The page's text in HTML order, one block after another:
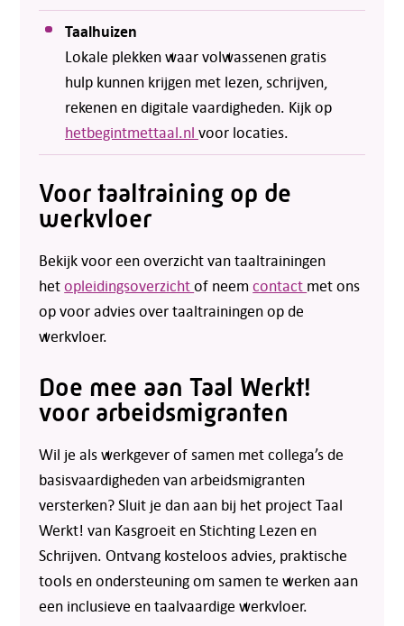
Telefoon:
088 - 329 20 70
E-mail:
Adviesgesprek
Taalhuizen
Lokale plekken waar volwassenen gratis
hulp kunnen krijgen met lezen, schrijven,
rekenen en digitale vaardigheden. Kijk op
hetbegintmettaal.nl voor locaties.
Voor taaltraining op de
werkvloer
Bekijk voor een overzicht van taaltrainingen
hetopleidingsoverzichtof neemcontact met ons
op voor advies over taaltrainingen op de
werkvloer.
Doe mee aan Taal Werkt!
voor arbeidsmigranten
Wil je als werkgever of samen met collega’s de
basisvaardigheden van arbeidsmigranten
versterken? Sluit je dan aan bij het project Taal
Werkt! van Kasgroeit en Stichting Lezen en
Schrijven. Ontvang kosteloos advies, praktische
tools en ondersteuning om samen te werken aan
een inclusieve en taalvaardige werkvloer.